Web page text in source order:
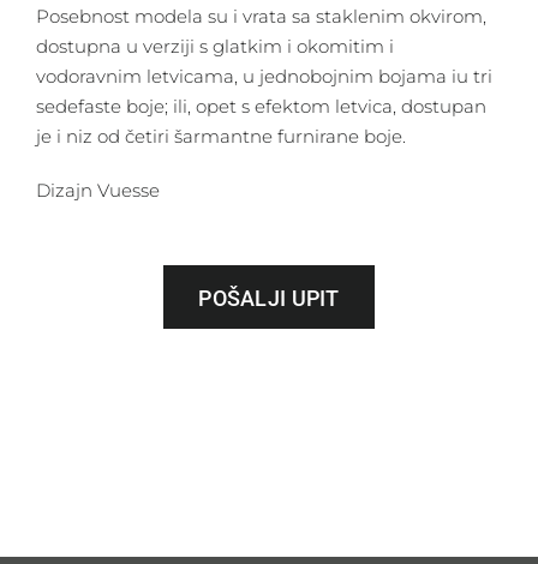
Posebnost modela su i vrata sa staklenim okvirom,
dostupna u verziji s glatkim i okomitim i
vodoravnim letvicama, u jednobojnim bojama iu tri
sedefaste boje; ili, opet s efektom letvica, dostupan
je i niz od četiri šarmantne furnirane boje.
Dizajn Vuesse
POŠALJI UPIT